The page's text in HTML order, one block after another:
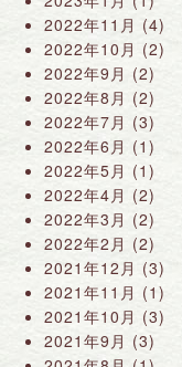
2022年11月 (4)
2022年10月 (2)
2022年9月 (2)
2022年8月 (2)
2022年7月 (3)
2022年6月 (1)
2022年5月 (1)
2022年4月 (2)
2022年3月 (2)
2022年2月 (2)
2021年12月 (3)
2021年11月 (1)
2021年10月 (3)
2021年9月 (3)